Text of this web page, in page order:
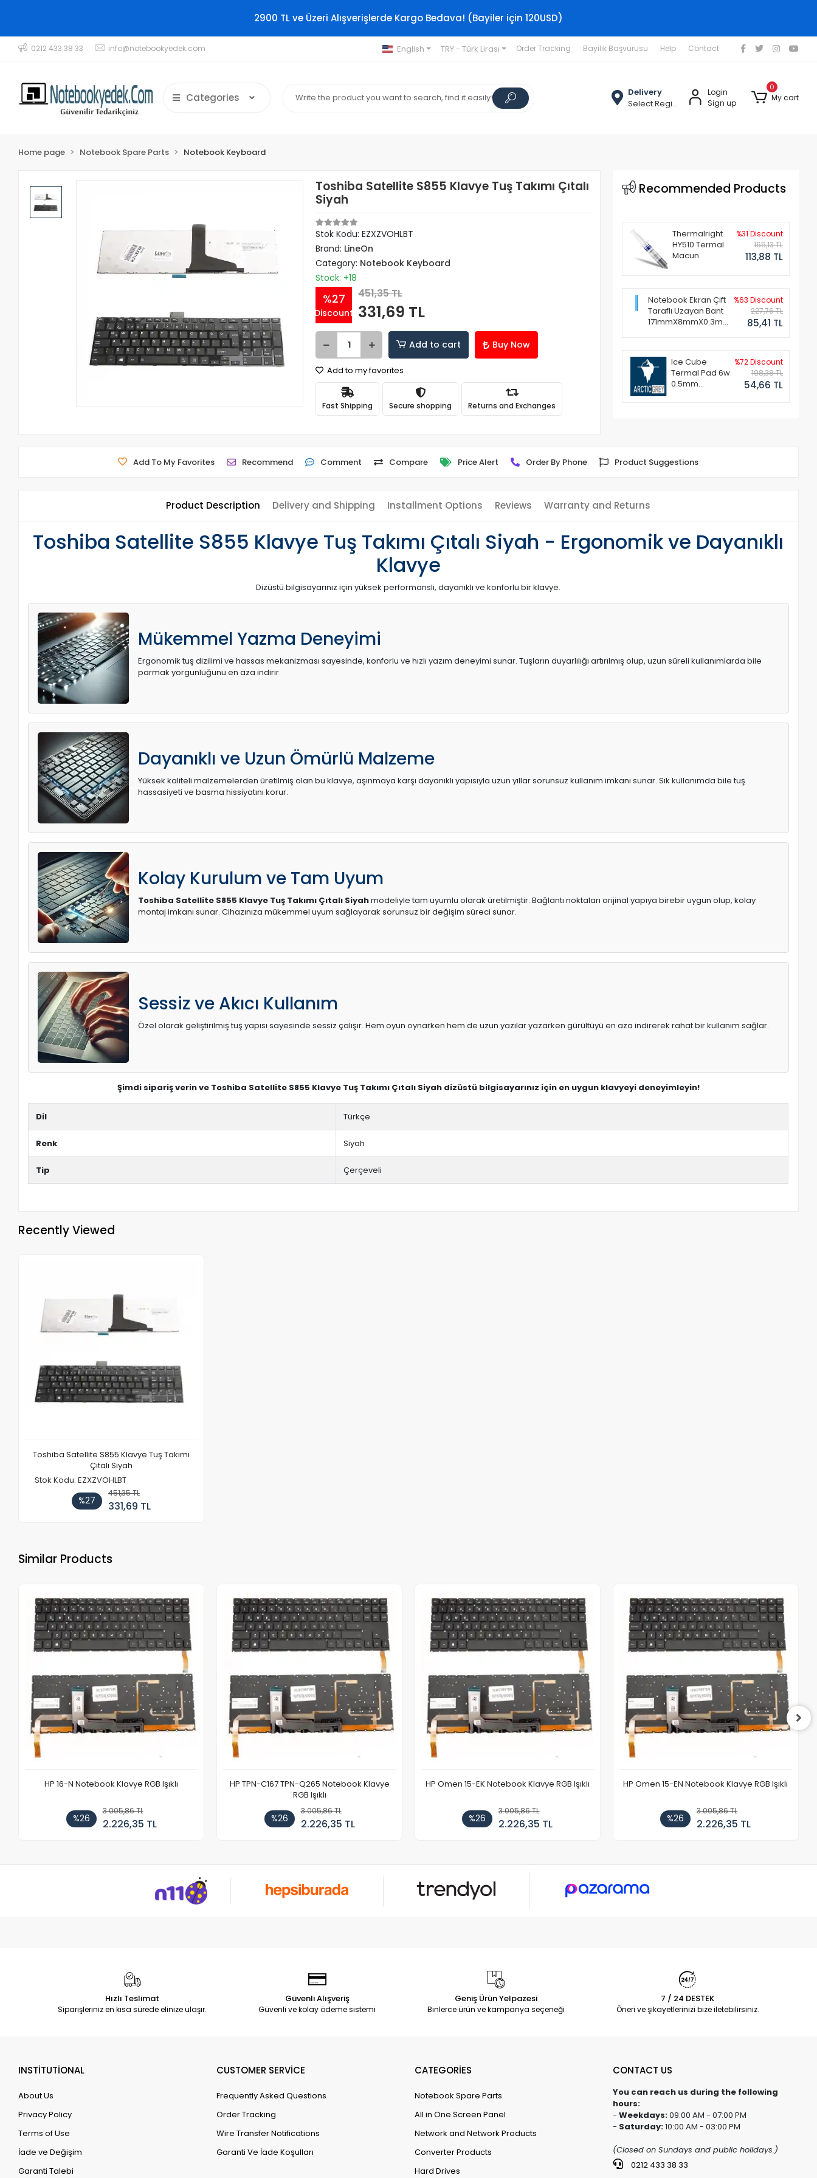
2900 TL ve Üzeri Alışverişlerde Kargo Bedava! (Bayiler için 120USD)
0212 433 38 33 info@notebookyedek.com English TRY - Türk Lirası Order Tracking Bayilik Başvurusu Help Contact
Categories
Delivery
Select Region
Login
Sign up
0
My cart
Home page Notebook Spare Parts Notebook Keyboard
Toshiba Satellite S855 Klavye Tuş Takımı Çıtalı
Siyah
Stok Kodu: EZXZVOHLBT
Brand: LineOn
Category: Notebook Keyboard
Stock: +18
%27
Discount
451,35 TL
331,69 TL
Add to cart Buy Now
Add to my favorites
Fast Shipping Secure shopping Returns and Exchanges
Recommended Products
Thermalright
HY510 Termal
Macun
%31 Discount
165,13 TL
113,88 TL
Notebook Ekran Çift
Taraflı Uzayan Bant
171mmX8mmX0.3mm
%63 Discount
227,76 TL
85,41 TL
Ice Cube
Termal Pad 6w
0.5mm
%72 Discount
198,38 TL
54,66 TL
Add To My Favorites Recommend Comment Compare Price Alert Order By Phone Product Suggestions
Product Description Delivery and Shipping Installment Options Reviews Warranty and Returns
Toshiba Satellite S855 Klavye Tuş Takımı Çıtalı Siyah - Ergonomik ve Dayanıklı
Klavye
Dizüstü bilgisayarınız için yüksek performanslı, dayanıklı ve konforlu bir klavye.
Mükemmel Yazma Deneyimi
Ergonomik tuş dizilimi ve hassas mekanizması sayesinde, konforlu ve hızlı yazım deneyimi sunar. Tuşların duyarlılığı artırılmış olup, uzun süreli kullanımlarda bile
parmak yorgunluğunu en aza indirir.
Dayanıklı ve Uzun Ömürlü Malzeme
Yüksek kaliteli malzemelerden üretilmiş olan bu klavye, aşınmaya karşı dayanıklı yapısıyla uzun yıllar sorunsuz kullanım imkanı sunar. Sık kullanımda bile tuş
hassasiyeti ve basma hissiyatını korur.
Kolay Kurulum ve Tam Uyum
Toshiba Satellite S855 Klavye Tuş Takımı Çıtalı Siyahmodeliyle tam uyumlu olarak üretilmiştir. Bağlantı noktaları orijinal yapıya birebir uygun olup, kolay
montaj imkanı sunar. Cihazınıza mükemmel uyum sağlayarak sorunsuz bir değişim süreci sunar.
Sessiz ve Akıcı Kullanım
Özel olarak geliştirilmiş tuş yapısı sayesinde sessiz çalışır. Hem oyun oynarken hem de uzun yazılar yazarken gürültüyü en aza indirerek rahat bir kullanım sağlar.
Şimdi sipariş verin ve Toshiba Satellite S855 Klavye Tuş Takımı Çıtalı Siyah dizüstü bilgisayarınız için en uygun klavyeyi deneyimleyin!
Dil Türkçe
Renk Siyah
Tip Çerçeveli
Recently Viewed
Toshiba Satellite S855 Klavye Tuş Takımı
Çıtalı Siyah
Stok Kodu: EZXZVOHLBT
%27
451,35 TL
331,69 TL
Similar Products
HP 16-N Notebook Klavye RGB Işıklı
%26
3.005,86 TL
2.226,35 TL
HP TPN-C167 TPN-Q265 Notebook Klavye
RGB Işıklı
%26
3.005,86 TL
2.226,35 TL
HP Omen 15-EK Notebook Klavye RGB Işıklı
%26
3.005,86 TL
2.226,35 TL
HP Omen 15-EN Notebook Klavye RGB Işıklı
%26
3.005,86 TL
2.226,35 TL
Hızlı Teslimat
Siparişleriniz en kısa sürede elinize ulaşır.
Güvenli Alışveriş
Güvenli ve kolay ödeme sistemi
Geniş Ürün Yelpazesi
Binlerce ürün ve kampanya seçeneği
7 / 24 DESTEK
Öneri ve şikayetlerinizi bize iletebilirsiniz.
INSTİTUTİONAL
About Us
Privacy Policy
Terms of Use
İade ve Değişim
Garanti Talebi
CUSTOMER SERVİCE
Frequently Asked Questions
Order Tracking
Wire Transfer Notifications
Garanti Ve İade Koşulları
CATEGORİES
Notebook Spare Parts
All in One Screen Panel
Network and Network Products
Converter Products
Hard Drives
CONTACT US
You can reach us during the following
hours:
- Weekdays:09:00 AM - 07:00 PM
- Saturday:10:00 AM - 03:00 PM
(Closed on Sundays and public holidays.)
0212 433 38 33